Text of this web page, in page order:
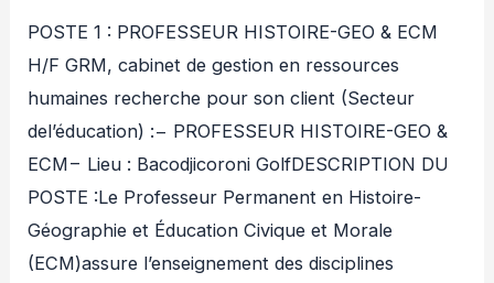
POSTE 1 : PROFESSEUR HISTOIRE-GEO & ECM
H/F GRM, cabinet de gestion en ressources
humaines recherche pour son client (Secteur
del’éducation) :− PROFESSEUR HISTOIRE-GEO &
ECM− Lieu : Bacodjicoroni GolfDESCRIPTION DU
POSTE :Le Professeur Permanent en Histoire-
Géographie et Éducation Civique et Morale
(ECM)assure l’enseignement des disciplines